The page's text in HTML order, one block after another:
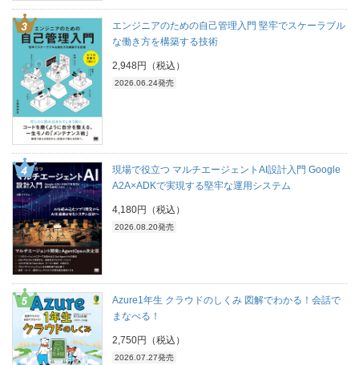
エンジニアのための自己管理入門 堅牢でスケーラブル
な働き方を構築する技術
2,948円（税込）
2026.06.24発売
現場で役立つ マルチエージェントAI設計入門 Google
A2A×ADKで実現する堅牢な運用システム
4,180円（税込）
2026.08.20発売
Azure1年生 クラウドのしくみ 図解でわかる！会話で
まなべる！
2,750円（税込）
2026.07.27発売